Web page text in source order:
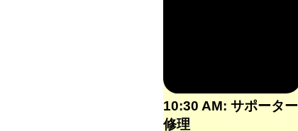
10:30 AM: サポーター
修理